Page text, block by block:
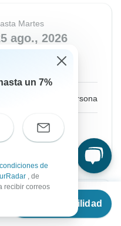
Ver disponibilidad
Martes
ago., 2026
por persona
estas fechas
ago., 2026
un 7%
de
, de
recibir correos